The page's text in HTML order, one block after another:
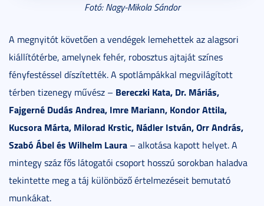
Fotó: Nagy-Mikola Sándor
A megnyitót követően a vendégek lemehettek az alagsori
kiállítótérbe, amelynek fehér, robosztus ajtaját színes
fényfestéssel díszítették. A spotlámpákkal megvilágított
térben tizenegy művész – Bereczki Kata, Dr. Máriás,
Fajgerné Dudás Andrea, Imre Mariann, Kondor Attila,
Kucsora Márta, Milorad Krstic, Nádler István, Orr András,
Szabó Ábel és Wilhelm Laura – alkotása kapott helyet. A
mintegy száz fős látogatói csoport hosszú sorokban haladva
tekintette meg a táj különböző értelmezéseit bemutató
munkákat.